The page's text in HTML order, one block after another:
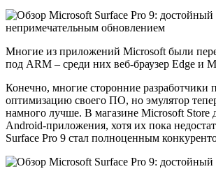
Многие из приложений Microsoft были
под ARM – среди них веб-браузер Edge и
Конечно, многие сторонние разработчики
оптимизацию своего ПО, но эмулятор
намного лучше. В магазине Microsoft Store
Android-приложения, хотя их пока
Surface Pro 9 стал полноценным